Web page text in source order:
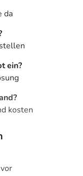
da
ein?
kosten